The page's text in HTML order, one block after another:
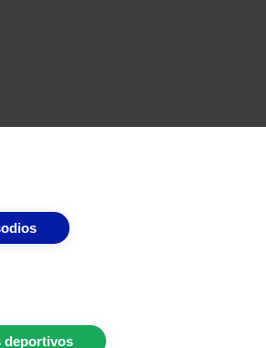
deportivos